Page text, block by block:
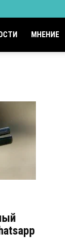
МНЕНИЕ